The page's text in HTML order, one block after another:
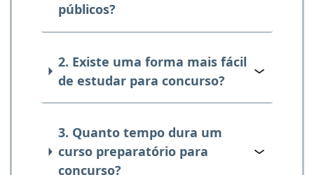
públicos?
2. Existe uma forma mais fácil
de estudar para concurso?
3. Quanto tempo dura um
curso preparatório para
concurso?